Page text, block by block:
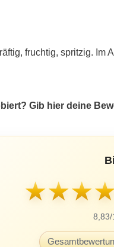
fruchtig, spritzig. Im
Gib hier deine
★★★
8,83/